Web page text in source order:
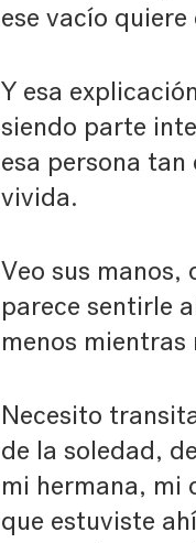
ese vacío
Y esa
siendo parte
esa persona
vivida.
Veo sus manos,
parece sentirle
menos
Necesito
de la soledad,
mi hermana, mi
que estuviste